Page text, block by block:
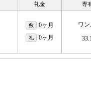
礼金
専
敷 0ヶ月
礼 0ヶ月
ワ